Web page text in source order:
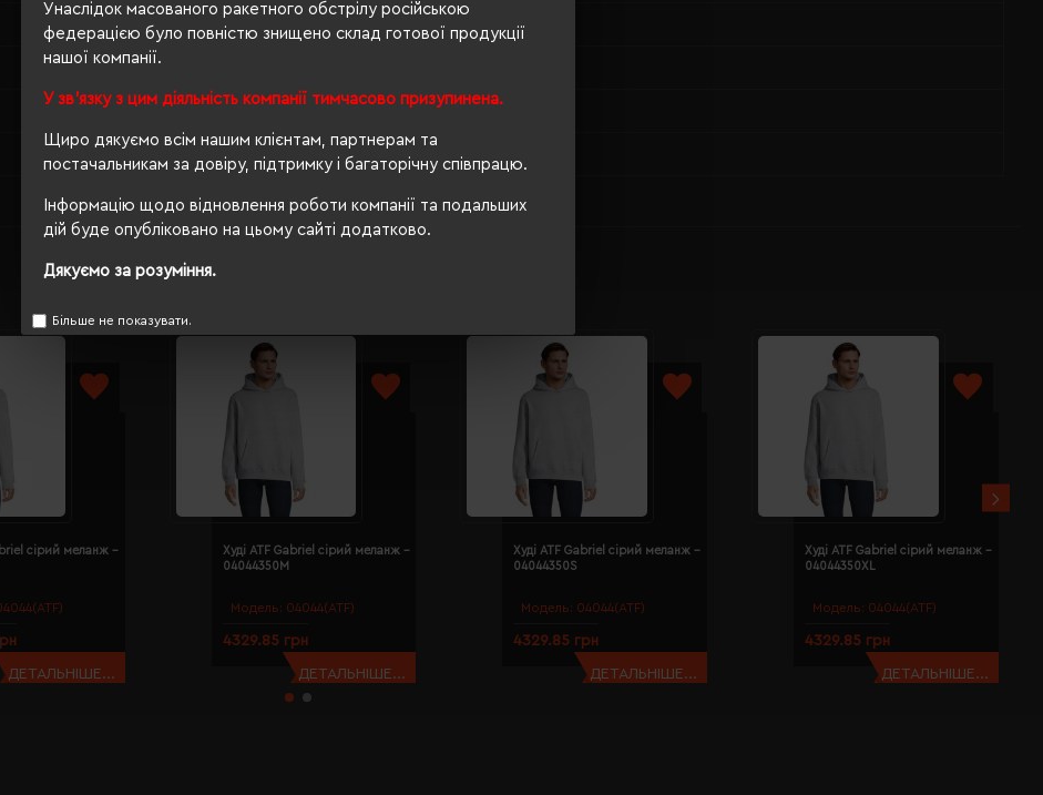
Унаслідок масованого ракетного обстрілу російською
федерацією було повністю знищено склад готової продукції
нашої компанії.
У зв'язку з цим діяльність компанії тимчасово призупинена.
Щиро дякуємо всім нашим клієнтам, партнерам та
постачальникам за довіру, підтримку і багаторічну співпрацю.
Інформацію щодо відновлення роботи компанії та подальших
дій буде опубліковано на цьому сайті додатково.
Дякуємо за розуміння.
Більше не показувати.
так
сірий меланж -
ДЕТАЛЬНІШЕ...
Модель: 04044(ATF)
Худі ATF Gabriel сірий меланж -
04044350M
4329.85 грн
ДЕТАЛЬНІШЕ...
Модель: 04044(ATF)
Худі ATF Gabriel сірий меланж -
04044350S
4329.85 грн
ДЕТАЛЬНІШЕ...
Модель: 04044(ATF)
Худі ATF Gabriel сірий меланж -
04044350XL
4329.85 грн
ДЕТАЛЬНІШЕ...